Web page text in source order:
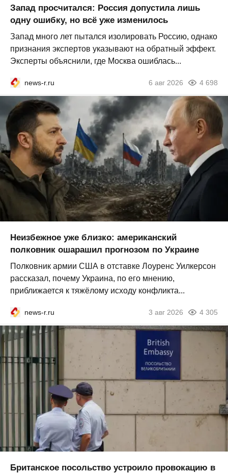
Запад просчитался: Россия допустила лишь
одну ошибку, но всё уже изменилось
Запад много лет пытался изолировать Россию, однако
признания экспертов указывают на обратный эффект.
Эксперты объяснили, где Москва ошиблась...
news-r.ru 6 авг 2026 4 698
Неизбежное уже близко: американский
полковник ошарашил прогнозом по Украине
Полковник армии США в отставке Лоуренс Уилкерсон
рассказал, почему Украина, по его мнению,
приближается к тяжёлому исходу конфликта...
news-r.ru 3 авг 2026 4 305
Британское посольство устроило провокацию в